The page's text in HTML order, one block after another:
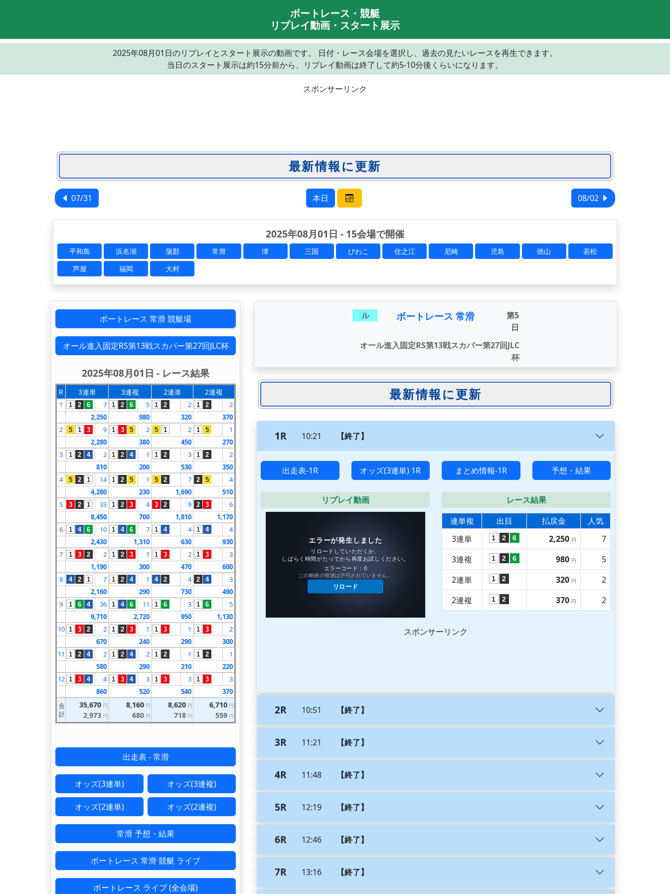
ボートレース・競艇
リプレイ動画・スタート展示
2025年08月01日のリプレイとスタート展示の動画です。 日付・レース会場を選択し、過去の見たいレースを再生できます。
当日のスタート展示は約15分前から、リプレイ動画は終了して約5-10分後くらいになります。
スポンサーリンク
07/31 本日 08/02
2025年08月01日 - 15会場で開催
平和島 浜名湖 蒲郡 常滑 津 三国 びわこ 住之江 尼崎 児島 徳山
若松
芦屋
福岡 大村
ル ボートレース 常滑
第5
日
オール進入固定RS第13戦スカパー第27回JLC
杯
1R 10:21 【終了】
出走表-1R オッズ(3連単) 1R まとめ情報-1R 予想・結果
リプレイ動画
レース結果
連単複
出目 払戻金
人気
3連単
1 2 6 2,250 円
7
3連複
1 2 6 980 円
5
2連単
1 2 320 円
2
2連複
1 2 370 円 2
スポンサーリンク
2R 10:51 【終了】
3R 11:21 【終了】
4R 11:48 【終了】
5R 12:19 【終了】
6R 12:46 【終了】
7R 13:16 【終了】
ボートレース 常滑 競艇場
オール進入固定RS第13戦スカパー第27回JLC杯
2025年08月01日 - レース結果
R 3連単 3連複 2連単 2連複
1 1 2 6 7 1 2 6 5 1 2 2 1 2
2
2,250
980 320
370
2
5 1 3 9 1 3 5 2 5 1 2 1 5
1
2,280
380 450
270
3
1 2 4 2 1 2 4 1 1 2 3 1 2
2
810
200 530
350
4
5 2 1 14 1 2 5 1 5 2 7 2 5
4
4,280
230 1,690
510
5
3 2 1 33 1 2 3 4 3 2 9 2 3
6
8,450
700 1,810
1,170
6
1 4 6 10 1 4 6 7 1 4 4 1 4
4
2,430
1,310 630
930
7
1 3 2 2 1 2 3 1 1 3 2 1 3
3
1,190
300 470
600
8
4 2 1 7 1 2 4 1 4 2 4 2 4
3
2,160
290 730
490
9
1 6 4 36 1 4 6 11 1 6 3 1 6
5
9,710
2,720 950
1,130
10 1 3 2 2 1 2 3 1 1 3 1 1 3
2
670
240 290
300
11
1 2 4 2 1 2 4 2 1 2 1 1 2
1
580
290 210
220
12 1 3 4 4 1 3 4 3 1 3 3 1 3
3
860
520 540 370
合
計
35,670 円
2,973 円
8,160 円
680 円
8,620 円
718 円
6,710 円
559 円
出走表 - 常滑
オッズ(3連単) オッズ(3連複)
オッズ(2連単) オッズ(2連複)
常滑 予想・結果
ボートレース 常滑 競艇 ライブ
ボートレース ライブ (全会場)